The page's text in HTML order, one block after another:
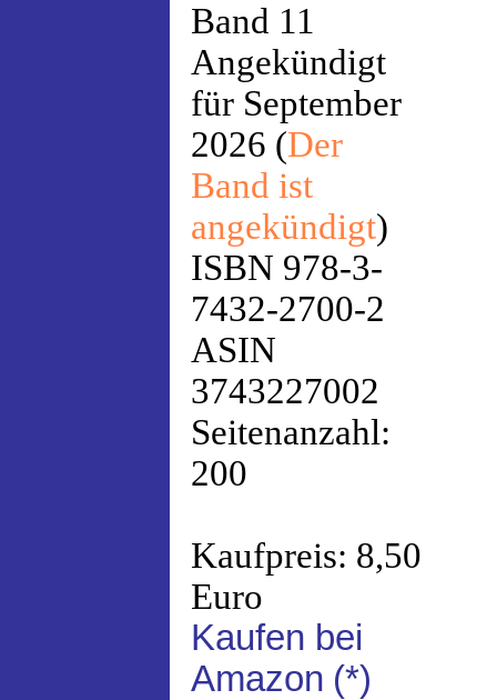
Band 11
Angekündigt
für September
2026 (Der
Band ist
angekündigt)
ISBN 978-3-
7432-2700-2
ASIN
3743227002
Seitenanzahl:
200
Kaufpreis: 8,50
Euro
Kaufen bei
Amazon (*)